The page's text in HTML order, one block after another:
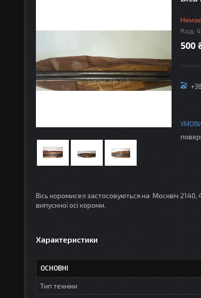
Немає
Код:
500
Вісь коромисел застосовуються на Москвіч
випускної осі короми.
Характеристики
ОСНОВНІ
Тип техніки